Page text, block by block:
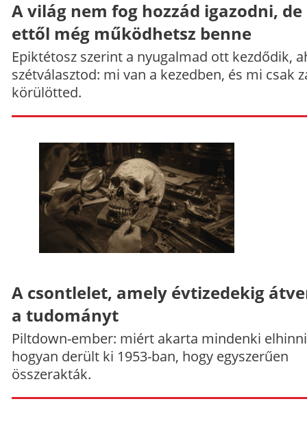
A világ nem fog hozzád igazodni, de
ettől még működhetsz benne
Epiktétosz szerint a nyugalmad ott kezdődik,
szétválasztod: mi van a kezedben, és mi csak
körülötted.
A csontlelet, amely évtizedekig
a tudományt
Piltdown-ember: miért akarta mindenki
hogyan derült ki 1953-ban, hogy egyszerűen
összerakták.